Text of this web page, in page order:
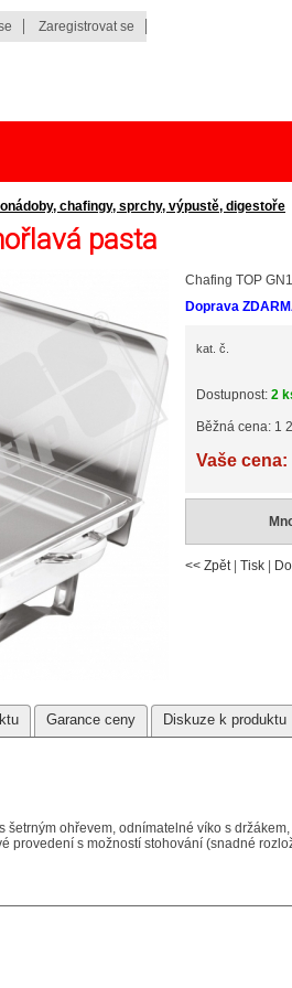
chafingy, sprchy, výpustě, digestoře
pasta
Chafing TOP
Doprava
kat. č.
Dostupnost: 2
Běžná cena: 1
Vaše cena:
<< Zpět| Tisk
Garance ceny Diskuze k produktu
šetrným ohřevem, odnímatelné víko s
provedení s možností stohování (snadné
Zaregistrovat se